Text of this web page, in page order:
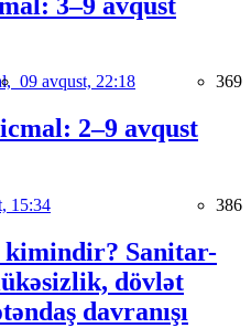
09 avqust, 22:18 369
2–9 avqust
15:34 386
Sanitar-
dövlət
davranışı